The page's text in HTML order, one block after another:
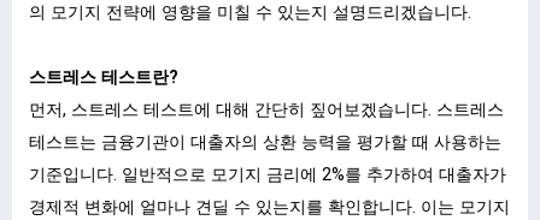
의 모기지 전략에 영향을 미칠 수 있는지 설명드리겠습니다.
스트레스 테스트란?
먼저, 스트레스 테스트에 대해 간단히 짚어보겠습니다. 스트레스
테스트는 금융기관이 대출자의 상환 능력을 평가할 때 사용하는
기준입니다. 일반적으로 모기지 금리에 2%를 추가하여 대출자가
경제적 변화에 얼마나 견딜 수 있는지를 확인합니다. 이는 모기지